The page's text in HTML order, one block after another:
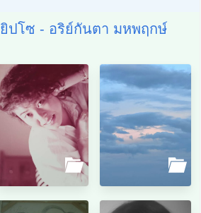
ยิปโซ - อริย์กันตา มหพฤกษ์